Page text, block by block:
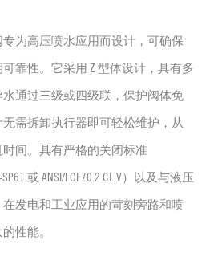
为高压喷水应用而设计，可确保
靠性。它采用 Z 型体设计，具有多
通过三级或四级联，保护阀体免
需拆卸执行器即可轻松维护，从
间。具有严格的关闭标准
SP61 或 ANSI/FCI 70.2 Cl. V）以及与液压
发电和工业应用的苛刻旁路和喷
性能。